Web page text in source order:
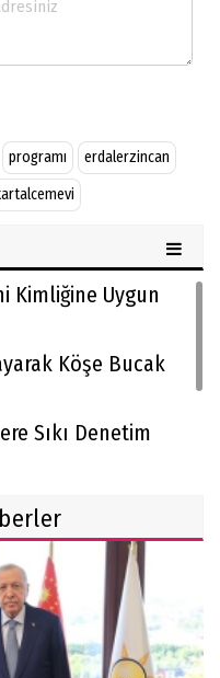
programı
erdalerzincan
Kimliğine Uygun
Köşe Bucak
Sıkı Denetim